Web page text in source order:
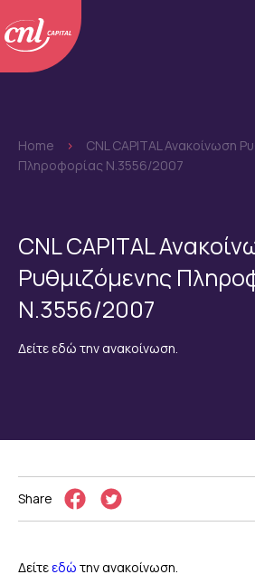
Home >
CNL CAPITAL Ανακοίνωση
Πληροφορίας Ν.3556/2007
CNL CAPITAL
Ρυθμιζόμενης
Ν.3556/2007
Δείτε εδώ την ανακοίνωση.
Share
Δείτεεδώ την ανακοίνωση.